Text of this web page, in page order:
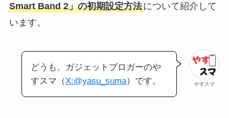
Smart Band 2」の初期設定方法について紹介して
います。
やすスマ
どうも、ガジェットブロガーのや
すスマ（X:@yasu_suma）です。